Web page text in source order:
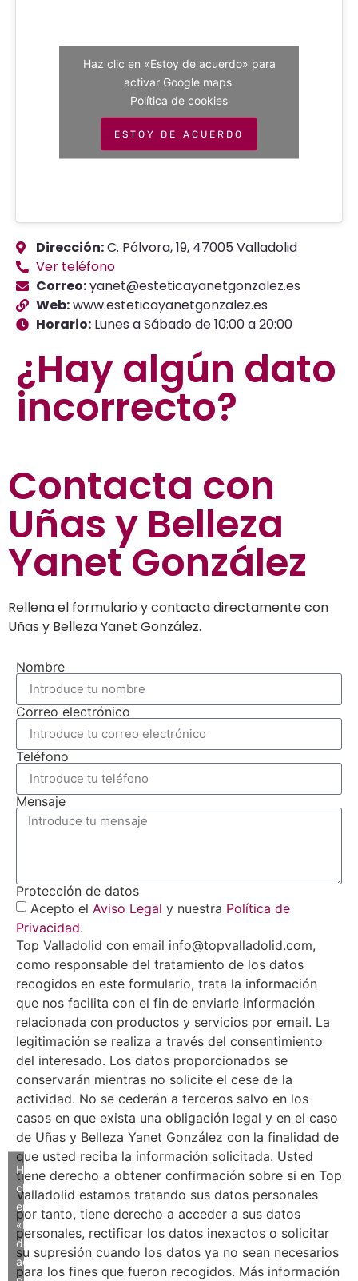
Haz clic en «Estoy de acuerdo» para
activar Google maps
Política de cookies
ESTOY DE ACUERDO
Dirección:C. Pólvora, 19, 47005 Valladolid
Ver teléfono
Correo:yanet@esteticayanetgonzalez.es
Web:www.esteticayanetgonzalez.es
Horario: Lunes a Sábado de 10:00 a 20:00
¿Hay algún dato
incorrecto?
Contacta con
Uñas y Belleza
Yanet González
Rellena el formulario y contacta directamente con
Uñas y Belleza Yanet González.
Nombre
Correo electrónico
Teléfono
Mensaje
Protección de datos
Acepto el Aviso Legal y nuestra Política de
Privacidad.
Top Valladolid con email info@topvalladolid.com,
como responsable del tratamiento de los datos
recogidos en este formulario, trata la información
que nos facilita con el fin de enviarle información
relacionada con productos y servicios por email. La
legitimación se realiza a través del consentimiento
del interesado. Los datos proporcionados se
conservarán mientras no solicite el cese de la
actividad. No se cederán a terceros salvo en los
casos en que exista una obligación legal y en el caso
de Uñas y Belleza Yanet González con la finalidad de
que usted reciba la información solicitada. Usted
tiene derecho a obtener confirmación sobre si en Top
Valladolid estamos tratando sus datos personales
por tanto, tiene derecho a acceder a sus datos
personales, rectificar los datos inexactos o solicitar
su supresión cuando los datos ya no sean necesarios
para los fines que fueron recogidos. Más información
Haz
clic
en
«Estoy
de
acuerdo»